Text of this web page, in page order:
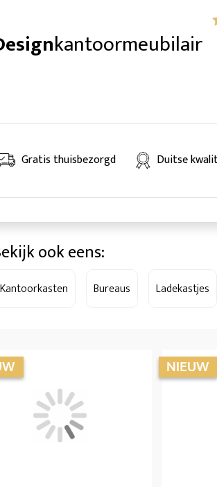
kantoormeubilair
Gratis thuisbezorgd Duitse
ook eens:
Kantoorkasten Bureaus Ladekastjes